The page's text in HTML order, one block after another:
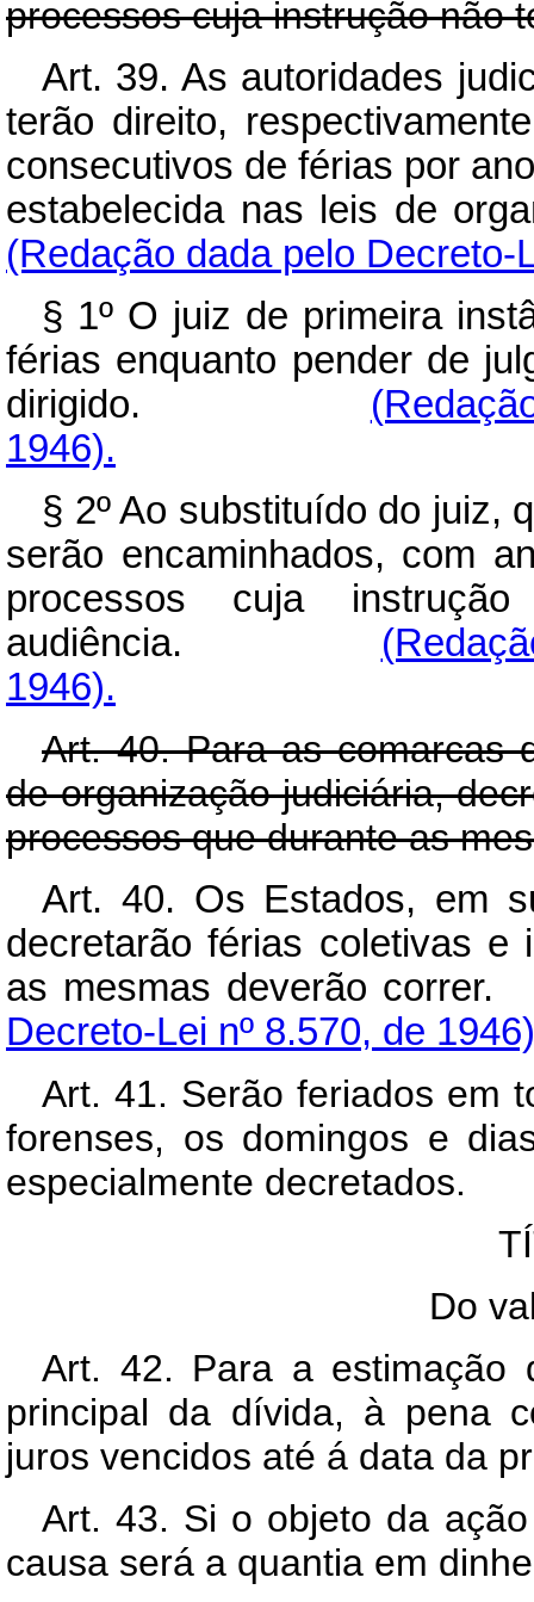
processos cuja instrução não
Art. 39. As autoridades
terão direito,
consecutivos de férias por
estabelecida nas
(Redação dada pelo Decreto-
§ 1º O juiz de primeira
férias enquanto pender de
dirigido.
1946).
§ 2º Ao substituído do juiz,
serão encaminhados, com
processos cuja
audiência.
1946).
Art. 40. Para as comarcas
de organização judiciária,
processos que durante as
Art. 40. Os Estados, em
decretarão férias coletivas e
as mesmas
Decreto-Lei nº 8.570, de
Art. 41. Serão feriados em
forenses, os domingos e
especialmente decretados.
Do
Art. 42. Para a estimação
principal da dívida, à pena
juros vencidos até á data da
Art. 43. Si o objeto da
causa será a quantia em